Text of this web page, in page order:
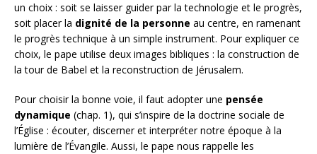
un choix : soit se laisser guider par la technologie et le progrès,
soit placer la dignité de la personne au centre, en ramenant
le progrès technique à un simple instrument. Pour expliquer ce
choix, le pape utilise deux images bibliques : la construction de
la tour de Babel et la reconstruction de Jérusalem.
Pour choisir la bonne voie, il faut adopter une pensée
dynamique (chap. 1), qui s’inspire de la doctrine sociale de
l’Église : écouter, discerner et interpréter notre époque à la
lumière de l’Évangile. Aussi, le pape nous rappelle les